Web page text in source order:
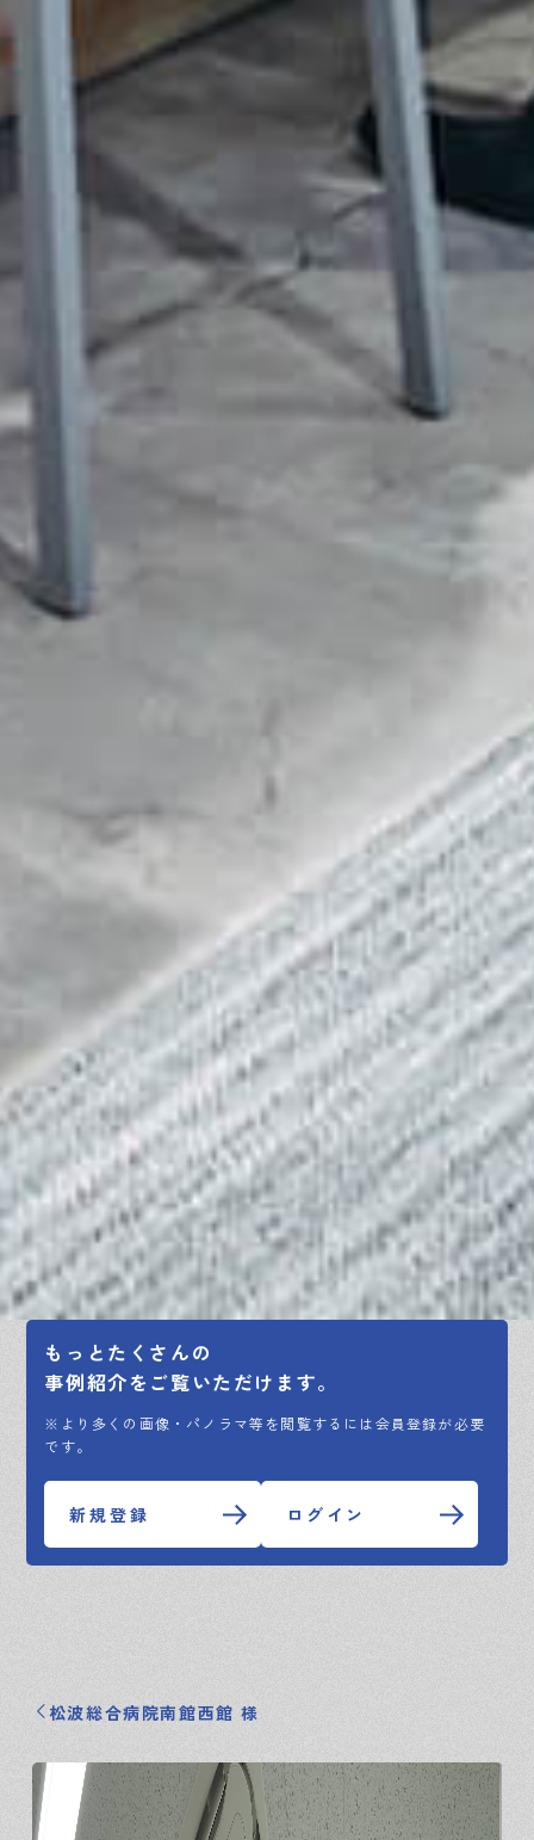
もっとたくさんの
事例紹介をご覧いただけます。
※より多くの画像・パノラマ等を閲覧するには会員登録が必要
です。
新規登録 ログイン
松波総合病院南館西館 様